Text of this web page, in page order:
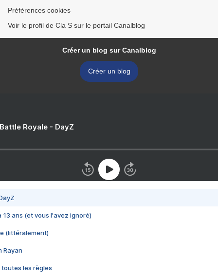
Préférences cookies
Voir le profil de Cla S sur le portail Canalblog
Créer un blog sur Canalblog
Créer un blog
Royale - DayZ
13 ans (et vous l'avez ignoré)
(littéralement)
Rayan
toutes les règles